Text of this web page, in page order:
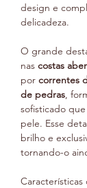
design e
delicadeza.
O grande
nas costas
por correntes
de pedras,
sofisticado
pele. Esse
brilho e
tornando-o